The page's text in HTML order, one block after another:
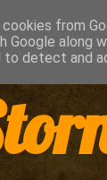
from
Google along
detect and